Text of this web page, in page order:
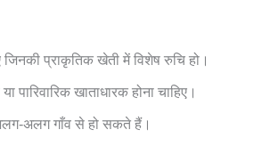
प्राकृतिक खेती में विशेष रुचि हो।
खाताधारक होना चाहिए।
अलग गाँव से हो सकते हैं।